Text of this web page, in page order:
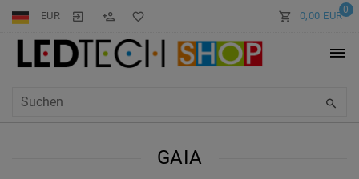
EUR 0
0,00 EUR
GAIA